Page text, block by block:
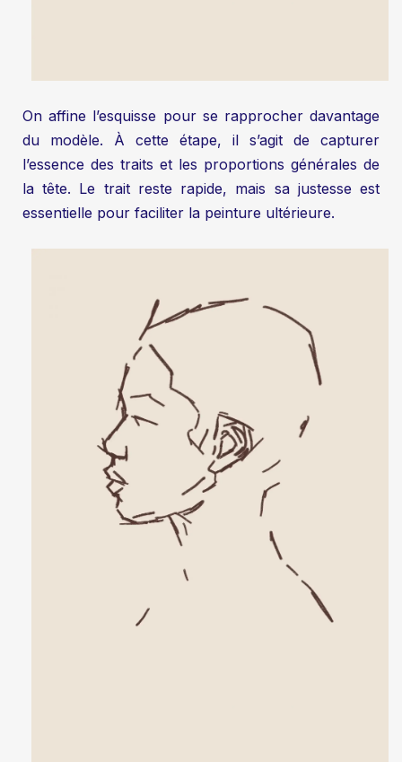
On affine l’esquisse pour se rapprocher davantage
du modèle. À cette étape, il s’agit de capturer
l’essence des traits et les proportions générales de
la tête. Le trait reste rapide, mais sa justesse est
essentielle pour faciliter la peinture ultérieure.